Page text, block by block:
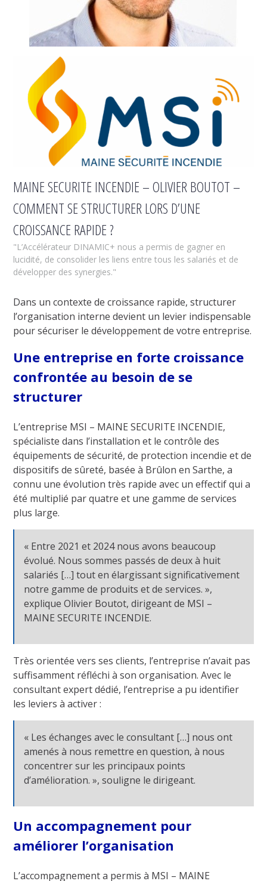
MAINE SECURITE INCENDIE – OLIVIER BOUTOT –
COMMENT SE STRUCTURER LORS D’UNE
CROISSANCE RAPIDE ?
"L’Accélérateur DINAMIC+ nous a permis de gagner en
lucidité, de consolider les liens entre tous les salariés et de
développer des synergies."
Dans un contexte de croissance rapide, structurer
l’organisation interne devient un levier indispensable
pour sécuriser le développement de votre entreprise.
Une entreprise en forte croissance
confrontée au besoin de se
structurer
L’entreprise MSI – MAINE SECURITE INCENDIE,
spécialiste dans l’installation et le contrôle des
équipements de sécurité, de protection incendie et de
dispositifs de sûreté, basée à Brûlon en Sarthe, a
connu une évolution très rapide avec un effectif qui a
été multiplié par quatre et une gamme de services
plus large.
« Entre 2021 et 2024 nous avons beaucoup
évolué. Nous sommes passés de deux à huit
salariés […] tout en élargissant significativement
notre gamme de produits et de services. »,
explique Olivier Boutot, dirigeant de MSI –
MAINE SECURITE INCENDIE.
Très orientée vers ses clients, l’entreprise n’avait pas
suffisamment réfléchi à son organisation. Avec le
consultant expert dédié, l’entreprise a pu identifier
les leviers à activer :
« Les échanges avec le consultant […] nous ont
amenés à nous remettre en question, à nous
concentrer sur les principaux points
d’amélioration. », souligne le dirigeant.
Un accompagnement pour
améliorer l’organisation
L’accompagnement a permis à MSI – MAINE